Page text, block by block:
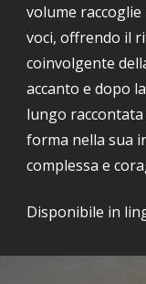
volume
voci, offrendo il
coinvolgente
accanto e dopo
lungo
forma nella sua
complessa e
Disponibile in